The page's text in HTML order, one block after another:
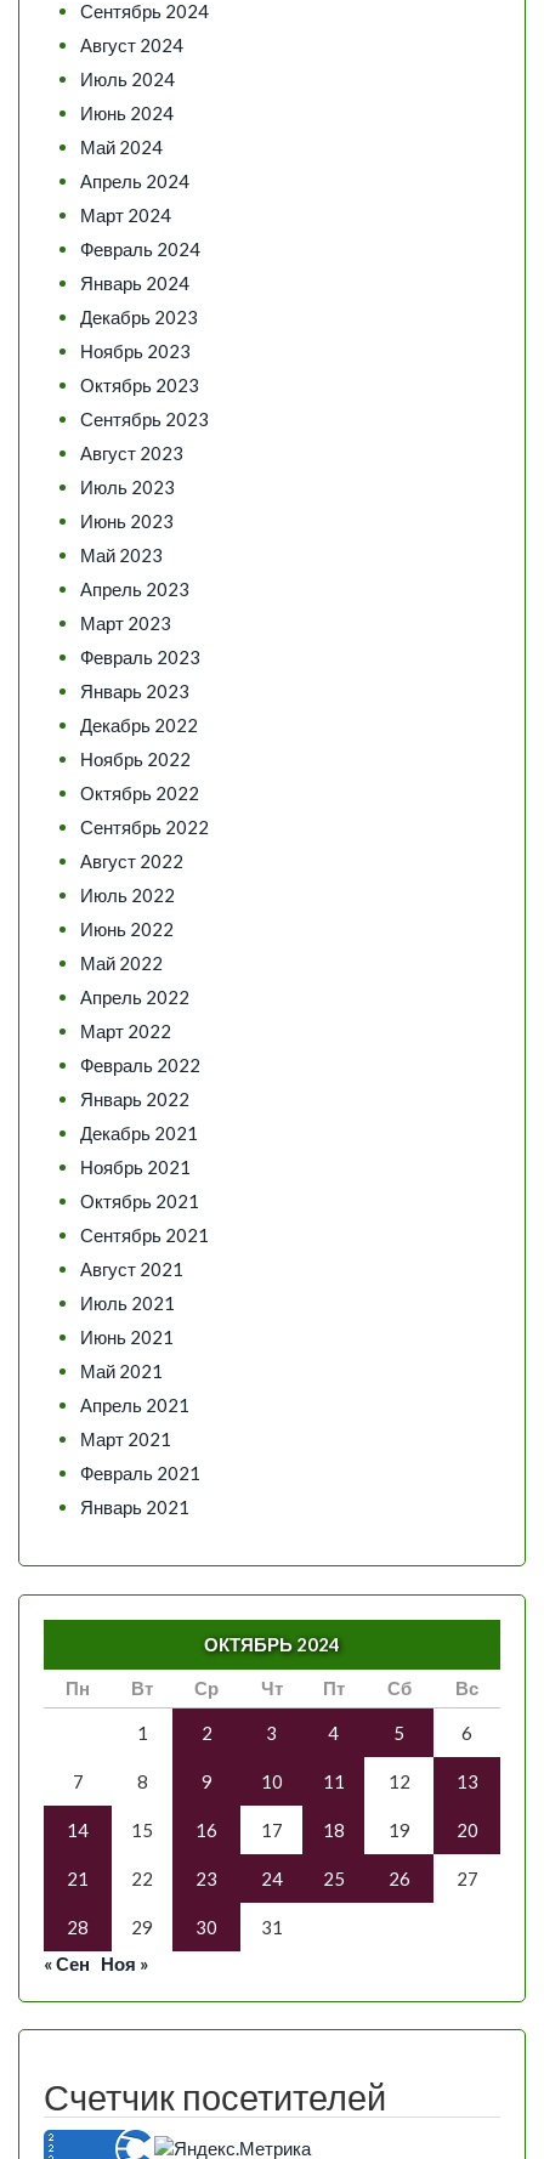
Сентябрь 2024
Август 2024
Июль 2024
Июнь 2024
Май 2024
Апрель 2024
Март 2024
Февраль 2024
Январь 2024
Декабрь 2023
Ноябрь 2023
Октябрь 2023
Сентябрь 2023
Август 2023
Июль 2023
Июнь 2023
Май 2023
Апрель 2023
Март 2023
Февраль 2023
Январь 2023
Декабрь 2022
Ноябрь 2022
Октябрь 2022
Сентябрь 2022
Август 2022
Июль 2022
Июнь 2022
Май 2022
Апрель 2022
Март 2022
Февраль 2022
Январь 2022
Декабрь 2021
Ноябрь 2021
Октябрь 2021
Сентябрь 2021
Август 2021
Июль 2021
Июнь 2021
Май 2021
Апрель 2021
Март 2021
Февраль 2021
Январь 2021
ОКТЯБРЬ 2024
Пн
Вт Ср Чт Пт Сб Вс
1 2 3 4 5 6
7 8 9 10 11 12 13
14 15 16 17 18 19 20
21 22 23 24 25 26 27
28 29 30
31
« Сен
Ноя »
Счетчик посетителей